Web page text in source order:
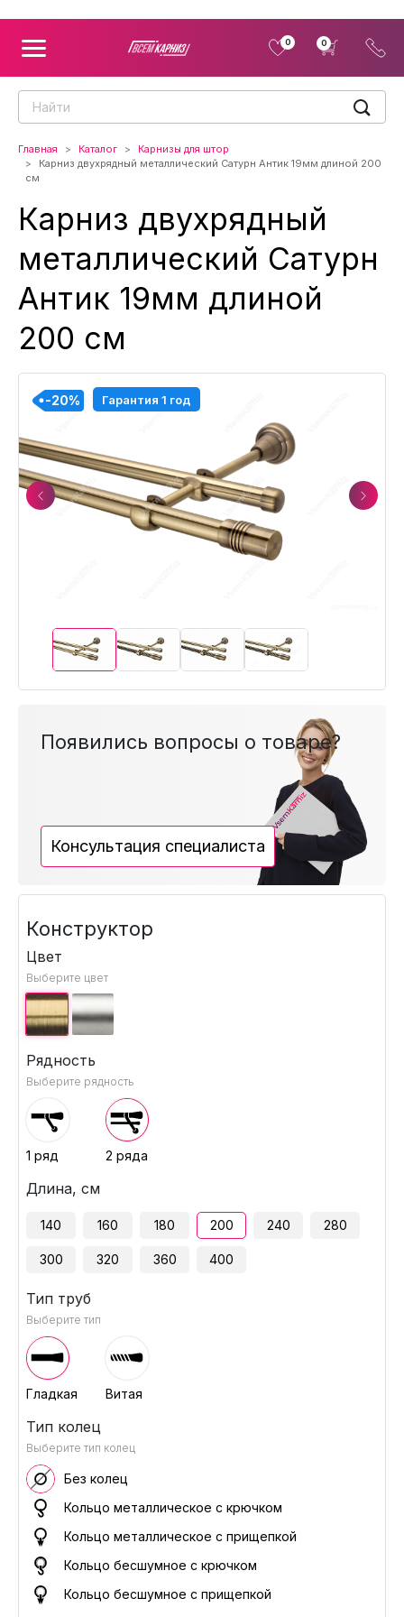
0 0
Главная Каталог
Карнизы для штор
Карниз двухрядный металлический Сатурн Антик 19мм длиной 200
см
Карниз двухрядный
металлический Сатурн
Антик 19мм длиной
200 см
Previous
-20% Гарантия 1 год
-20%
-20%
-20%
Next
Появились вопросы о товаре?
Консультация специалиста
Конструктор
Цвет
Выберите цвет
Рядность
Выберите рядность
1 ряд 2 ряда
Длина, см
140 160 180 200 240 280
300 320 360 400
Тип труб
Выберите тип
Гладкая Витая
Тип колец
Выберите тип колец
Без колец
Кольцо металлическое с крючком
Кольцо металлическое с прищепкой
Кольцо бесшумное с крючком
Кольцо бесшумное с прищепкой